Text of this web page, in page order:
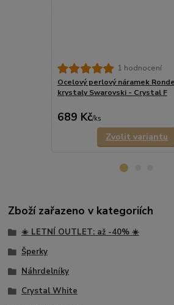
1 hodnocení
Ocelový perlový náramek
krystaly Swarovski - Crystal F
689 Kč/ks
Zvolit variantu
Zboží zařazeno v kategoriích
☀️ LETNÍ OUTLET: až -40% ☀️
Šperky
Náhrdelníky
Crystal White